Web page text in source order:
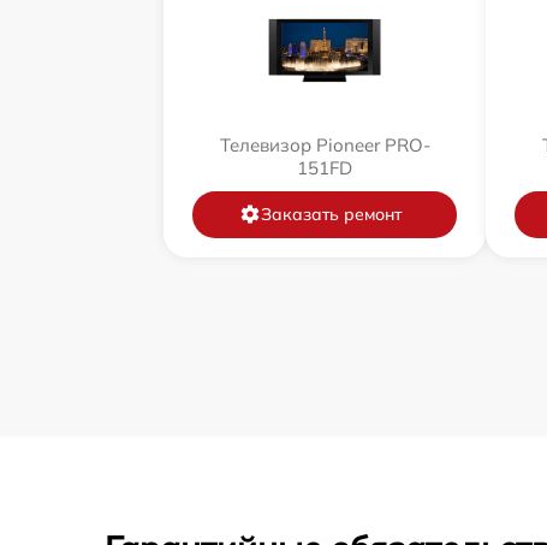
Телевизор Pioneer PRO-
151FD
Заказать ремонт